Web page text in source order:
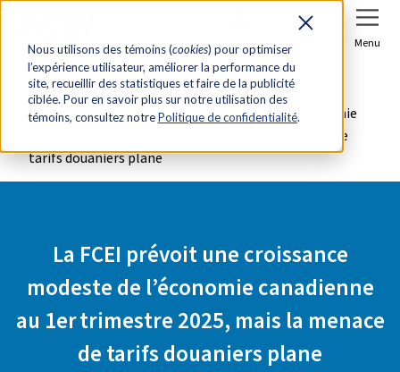
Nous utilisons des témoins (cookies) pour optimiser
l’expérience utilisateur, améliorer la performance du
site, recueillir des statistiques et faire de la publicité
ciblée. Pour en savoir plus sur notre utilisation des
témoins, consultez notrePolitique de confidentialité.
Se connecter Menu
Accueil
Salle de presse
La FCEI prévoit une croissance modeste de l’économie
canadienne au 1er trimestre 2025, mais la menace de
tarifs douaniers plane
La FCEI prévoit une croissance
modeste de l’économie canadienne
au 1er trimestre 2025, mais la menace
de tarifs douaniers plane